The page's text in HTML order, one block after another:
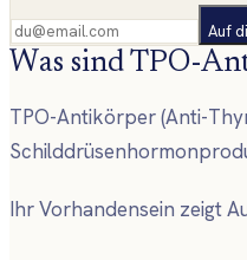
Auf
Was sind TPO-
TPO-Antikörper (Anti-
Ihr Vorhandensein zeigt